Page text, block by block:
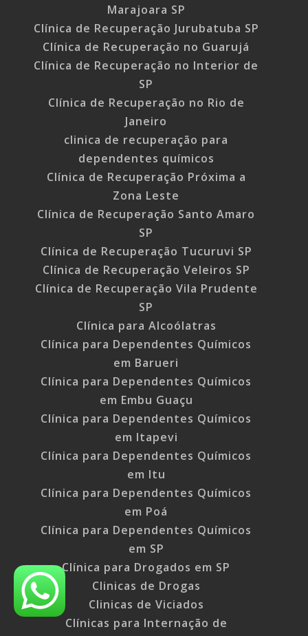
Marajoara SP
Clínica de Recuperação Jurubatuba SP
Clínica de Recuperação no Guarujá
Clínica de Recuperação no Interior de
SP
Clínica de Recuperação no Rio de
Janeiro
clinica de recuperação para
dependentes químicos
Clínica de Recuperação Próxima a
Zona Leste
Clínica de Recuperação Santo Amaro
SP
Clínica de Recuperação Tucuruvi SP
Clínica de Recuperação Veleiros SP
Clínica de Recuperação Vila Prudente
SP
Clínica para Alcoólatras
Clínica para Dependentes Químicos
em Barueri
Clínica para Dependentes Químicos
em Embu Guaçu
Clínica para Dependentes Químicos
em Itapevi
Clínica para Dependentes Químicos
em Itu
Clínica para Dependentes Químicos
em Poá
Clínica para Dependentes Químicos
em SP
Clínica para Drogados em SP
Clinicas de Drogas
Clinicas de Viciados
Clínicas para Internação de